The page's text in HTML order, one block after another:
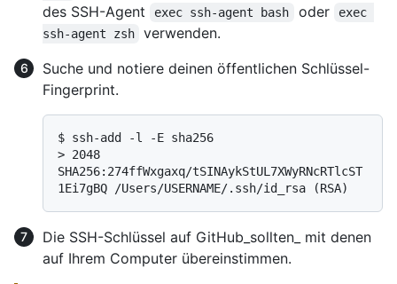
des SSH-Agent
exec ssh-agent bash oder
exec
ssh-agent zsh
verwenden.
Suche und notiere deinen öffentlichen Schlüssel-
Fingerprint.
$ ssh-add -l -E sha256
> 2048
SHA256:274ffWxgaxq/tSINAykStUL7XWyRNcRTlcST
1Ei7gBQ /Users/USERNAME/.ssh/id_rsa (RSA)
Die SSH-Schlüssel auf GitHub_sollten_ mit denen
auf Ihrem Computer übereinstimmen.